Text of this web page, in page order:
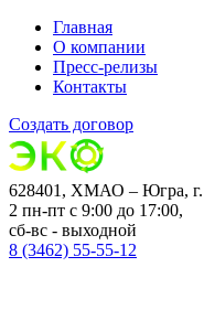
Главная
О компании
Пресс-релизы
Контакты
Создать договор
628401, ХМАО – Югра, г.
2 пн-пт с 9:00 до 17:00,
сб-вс - выходной
8 (3462) 55-55-12